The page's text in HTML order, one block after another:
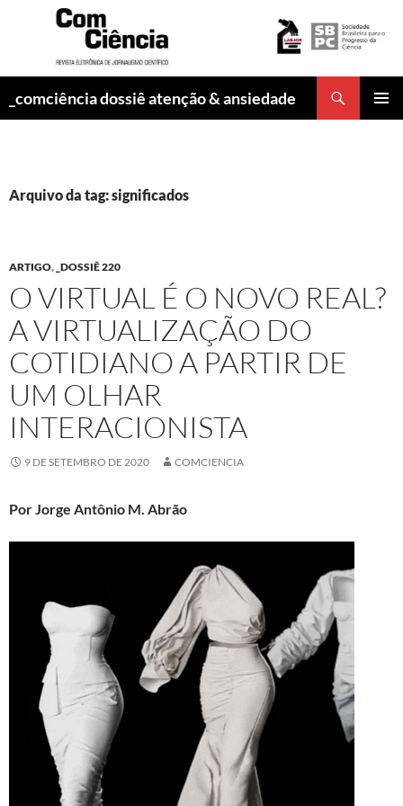
_comciência dossiê atenção & ansiedade
Arquivo da tag: significados
ARTIGO, _DOSSIÊ 220
O VIRTUAL É O NOVO REAL?
A VIRTUALIZAÇÃO DO
COTIDIANO A PARTIR DE
UM OLHAR
INTERACIONISTA
9 DE SETEMBRO DE 2020 COMCIENCIA
Por Jorge Antônio M. Abrão